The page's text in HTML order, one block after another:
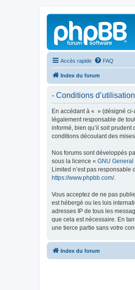
Accès rapide FAQ
Index du forum
- Conditions d’utilisation
En accédant à « » (désigné ci-
légalement responsable de
informé, bien qu’il soit
conditions découlant des
Nos forums sont développés
sous la licence « GNU
Limited n’est pas
https://www.phpbb.com/.
Vous acceptez de ne pas
est hébergé ou les lois
adresses IP de tous les
que cela est nécessaire. En
une tierce partie sans votre
Index du forum